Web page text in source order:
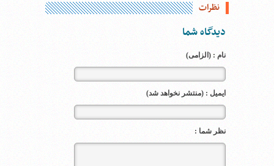
نظرات
دیدگاه شما
نام : (الزامی)
ایمیل : (منتشر نخواهد شد)
نظر شما :